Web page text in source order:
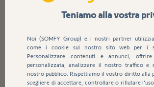
Teniamo alla vostra
Noi (SOMFY Group) e i nostri partner
come i cookie sul nostro sito web per i
Personalizzare contenuti e annunci, offrire
personalizzata, analizzare il nostro traffico e
nostro pubblico. Rispettiamo il vostro diritto alla
scegliere di accettare, controllare o rifiutare